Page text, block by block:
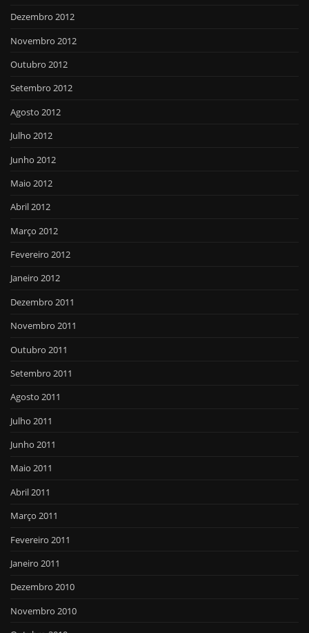
Dezembro 2012
Novembro 2012
Outubro 2012
Setembro 2012
Agosto 2012
Julho 2012
Junho 2012
Maio 2012
Abril 2012
Março 2012
Fevereiro 2012
Janeiro 2012
Dezembro 2011
Novembro 2011
Outubro 2011
Setembro 2011
Agosto 2011
Julho 2011
Junho 2011
Maio 2011
Abril 2011
Março 2011
Fevereiro 2011
Janeiro 2011
Dezembro 2010
Novembro 2010